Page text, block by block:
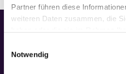
Partner führen diese
weiteren Daten zusammen, die
Notwendig